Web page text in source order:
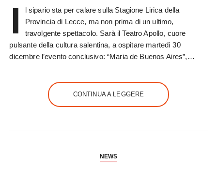
I
l sipario sta per calare sulla Stagione Lirica della
Provincia di Lecce, ma non prima di un ultimo,
travolgente spettacolo. Sarà il Teatro Apollo, cuore
pulsante della cultura salentina, a ospitare martedì 30
dicembre l’evento conclusivo: “Maria de Buenos Aires”,…
CONTINUA A LEGGERE
NEWS